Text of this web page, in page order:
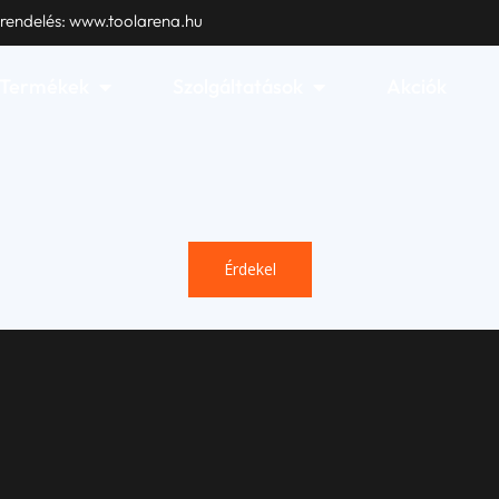
www.toolarena.hu
Érdekel